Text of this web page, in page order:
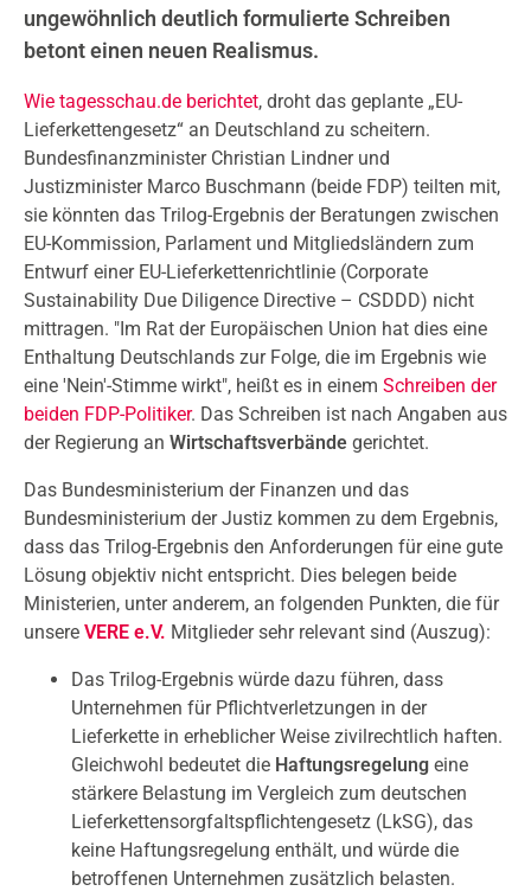
ungewöhnlich deutlich formulierte Schreiben
betont einen neuen Realismus.
Wie tagesschau.de berichtet, droht das geplante „EU-
Lieferkettengesetz“ an Deutschland zu scheitern.
Bundesfinanzminister Christian Lindner und
Justizminister Marco Buschmann (beide FDP) teilten mit,
sie könnten das Trilog-Ergebnis der Beratungen zwischen
EU-Kommission, Parlament und Mitgliedsländern zum
Entwurf einer EU-Lieferkettenrichtlinie (Corporate
Sustainability Due Diligence Directive – CSDDD) nicht
mittragen. "Im Rat der Europäischen Union hat dies eine
Enthaltung Deutschlands zur Folge, die im Ergebnis wie
eine 'Nein'-Stimme wirkt", heißt es in einem Schreiben der
beiden FDP-Politiker. Das Schreiben ist nach Angaben aus
der Regierung an Wirtschaftsverbände gerichtet.
Das Bundesministerium der Finanzen und das
Bundesministerium der Justiz kommen zu dem Ergebnis,
dass das Trilog-Ergebnis den Anforderungen für eine gute
Lösung objektiv nicht entspricht. Dies belegen beide
Ministerien, unter anderem, an folgenden Punkten, die für
unsere VERE e.V. Mitglieder sehr relevant sind (Auszug):
Das Trilog-Ergebnis würde dazu führen, dass
Unternehmen für Pflichtverletzungen in der
Lieferkette in erheblicher Weise zivilrechtlich haften.
Gleichwohl bedeutet die Haftungsregelung eine
stärkere Belastung im Vergleich zum deutschen
Lieferkettensorgfaltspflichtengesetz (LkSG), das
keine Haftungsregelung enthält, und würde die
betroffenen Unternehmen zusätzlich belasten.